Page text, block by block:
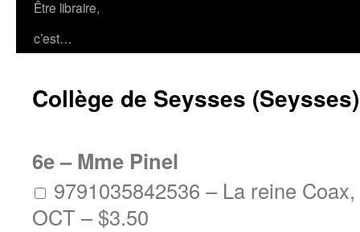
Être libraire,
c’est…
Collège de Seysses
6e – Mme Pinel
9791035842536 – La reine
OCT – $3.50